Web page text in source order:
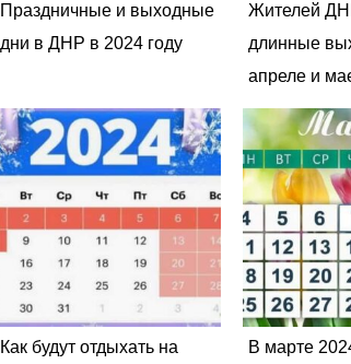
Праздничные и выходные
дни в ДНР в 2024 году
Как будут отдыхать на
Жителей
длинные
апреле и
В марте